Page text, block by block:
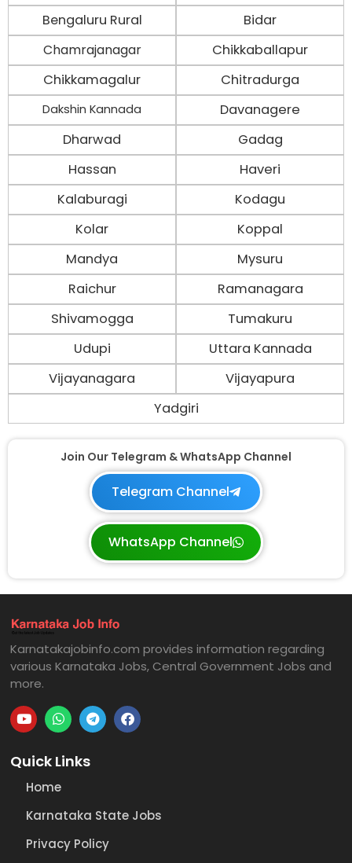
Bengaluru Rural
Bidar
Chamrajanagar
Chikkaballapur
Chikkamagalur
Chitradurga
Dakshin Kannada
Davanagere
Dharwad
Gadag
Hassan
Haveri
Kalaburagi
Kodagu
Kolar
Koppal
Mandya
Mysuru
Raichur
Ramanagara
Shivamogga
Tumakuru
Udupi
Uttara Kannada
Vijayanagara
Vijayapura
Yadgiri
Join Our Telegram & WhatsApp Channel
Telegram Channel
WhatsApp Channel
Karnatakajobinfo.com provides information regarding
various Karnataka Jobs, Central Government Jobs and
more.
Quick Links
Home
Karnataka State Jobs
Privacy Policy